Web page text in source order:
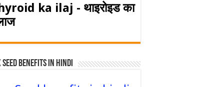
ka ilaj - थाइरोइड का
Seed Benefits in hindi